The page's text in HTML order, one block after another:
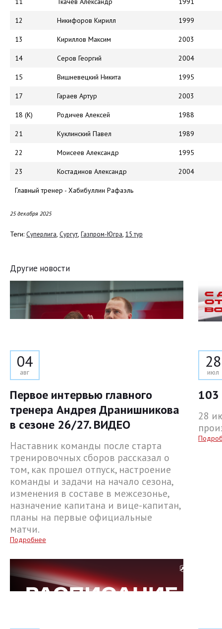
12 Никифоров Кирилл 1999
13 Кириллов Максим 2003
14 Серов Георгий 2004
15 Вишневецкий Никита 1995
17 Гараев Артур 2003
18 (К) Родичев Алексей 1988
21 Куклинский Павел 1989
22 Моисеев Александр 1995
23 Костадинов Александр 2004
Главный тренер - Хабибуллин Рафаэль
25 декабря 2025
Теги: Суперлига, Сургут, Газпром-Югра, 15 тур
Другие новости
04
авг
Первое интервью главного
тренера Андрея Дранишникова
в сезоне 26/27. ВИДЕО
Наставник команды после старта
тренировочных сборов рассказал о
том, как прошел отпуск, настроение
команды и задачи на начало сезона,
изменения в составе в межсезонье,
назначение капитана и вице-капитан,
планы на первые официальные
матчи.
Подробнее
28
июл
103
28